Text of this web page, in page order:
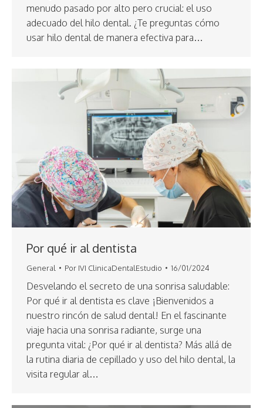
menudo pasado por alto pero crucial: el uso
adecuado del hilo dental. ¿Te preguntas cómo
usar hilo dental de manera efectiva para…
Por qué ir al dentista
General Por IVI ClinicaDentalEstudio 16/01/2024
Desvelando el secreto de una sonrisa saludable:
Por qué ir al dentista es clave ¡Bienvenidos a
nuestro rincón de salud dental! En el fascinante
viaje hacia una sonrisa radiante, surge una
pregunta vital: ¿Por qué ir al dentista? Más allá de
la rutina diaria de cepillado y uso del hilo dental, la
visita regular al…